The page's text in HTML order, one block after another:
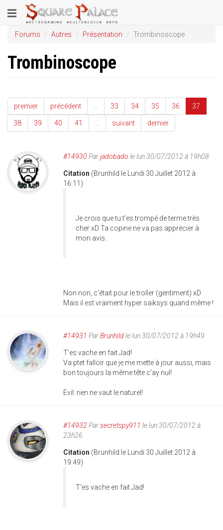
au
contenu
principal
Toggle
navigation
Forums Autres Présentation Trombinoscope
Trombinoscope
premier précédent 33 34 35 36 37
38 39 40 41 suivant dernier
#14930 Parjadobado le lun 30/07/2012 à 19h08
Citation (Brunhild le Lundi 30 Juillet 2012 à
16:11)
Je crois que tu t'es trompé de terme très
cher xD Ta copine ne va pas apprécier à
mon avis.
Non non, c'était pour le troller (gentiment) xD
Mais il est vraiment hyper saiksys quand même !
#14931 ParBrunhildle lun 30/07/2012 à 19h49
T'es vache en fait Jad!
Va ptet falloir que je me mette à jour aussi, mais
bon toujours la même tête c'ay nul!
Evil: rien ne vaut le naturel!
#14932 Parsecretspy911 le lun 30/07/2012 à
23h26
Citation (Brunhild le Lundi 30 Juillet 2012 à
19:49)
T'es vache en fait Jad!